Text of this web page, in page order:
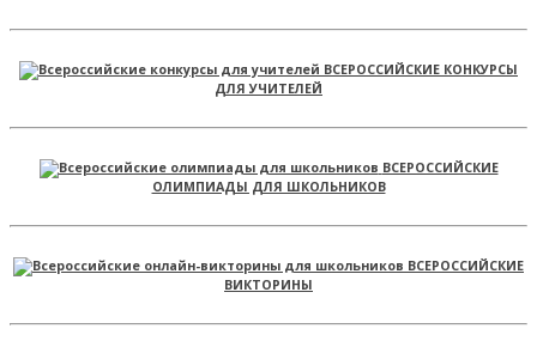
ВСЕРОССИЙСКИЕ КОНКУРСЫ
ДЛЯ УЧИТЕЛЕЙ
ВСЕРОССИЙСКИЕ
ОЛИМПИАДЫ ДЛЯ ШКОЛЬНИКОВ
ВСЕРОССИЙСКИЕ
ВИКТОРИНЫ